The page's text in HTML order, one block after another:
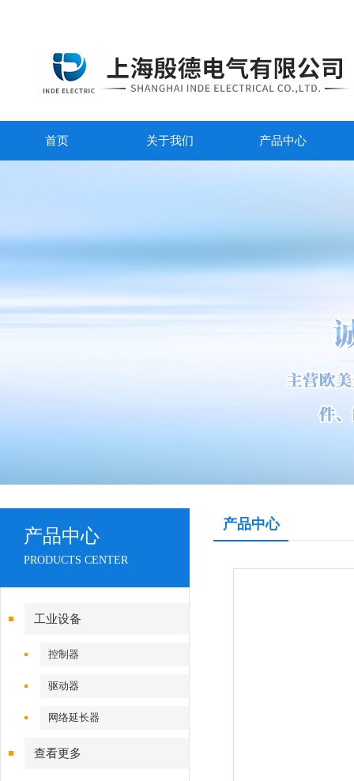
首页 关于我们 产品中心
产品中心
PRODUCTS CENTER
工业设备
控制器
驱动器
网络延长器
查看更多
产品中心